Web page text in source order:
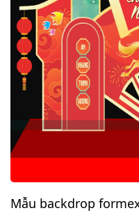
Mẫu backdrop